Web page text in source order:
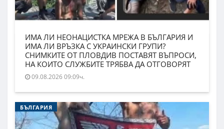
ИМА ЛИ НЕОНАЦИСТКА МРЕЖА В БЪЛГАРИЯ И
ИМА ЛИ ВРЪЗКА С УКРАИНСКИ ГРУПИ?
СНИМКИТЕ ОТ ПЛОВДИВ ПОСТАВЯТ ВЪПРОСИ,
НА КОИТО СЛУЖБИТЕ ТРЯБВА ДА ОТГОВОРЯТ
09.08.2026 09:09ч.
БЪЛГАРИЯ